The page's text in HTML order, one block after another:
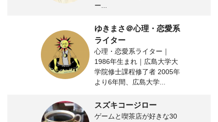
ー...
ゆきまさ＠心理・恋愛系
ライター
心理・恋愛系ライター｜
1986年生まれ｜広島大学大
学院修士課程修了者 2005年
より6年間、広島大学...
スズキコージロー
ゲームと喫茶店が好きな30